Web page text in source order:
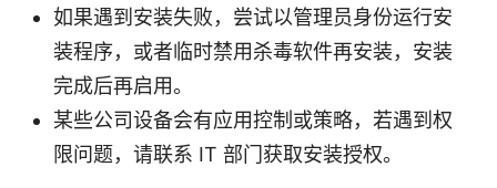
如果遇到安装失败，尝试以管理员身份运行安
装程序，或者临时禁用杀毒软件再安装，安装
完成后再启用。
某些公司设备会有应用控制或策略，若遇到权
限问题，请联系 IT 部门获取安装授权。